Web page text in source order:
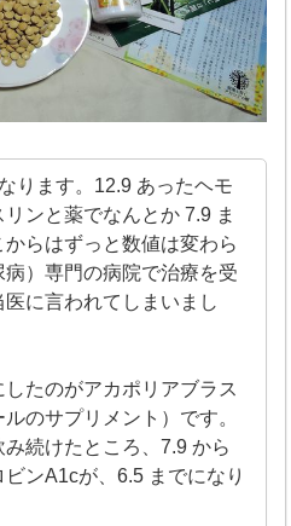
ります。12.9 あったヘモ
ンと薬でなんとか 7.9 ま
らはずっと数値は変わら
）専門の病院で治療を受
に言われてしまいまし
たのがアカポリアブラス
のサプリメント）です。
続けたところ、7.9 から
ンA1cが、6.5 までになり